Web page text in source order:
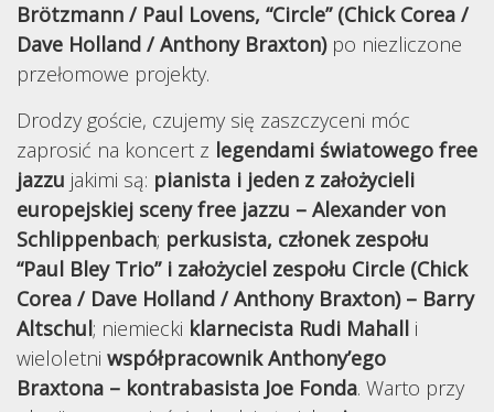
Brötzmann / Paul Lovens, “Circle” (Chick Corea /
Dave Holland / Anthony Braxton)po niezliczone
przełomowe projekty.
Drodzy goście, czujemy się zaszczyceni móc
zaprosić na koncert z legendami światowego free
jazzu jakimi są: pianista i jeden z założycieli
europejskiej sceny free jazzu – Alexander von
Schlippenbach; perkusista, członek zespołu
“Paul Bley Trio” i założyciel zespołu Circle (Chick
Corea / Dave Holland / Anthony Braxton) – Barry
Altschul; niemiecki klarnecista Rudi Mahall i
wieloletni współpracownik Anthony’ego
Braxtona – kontrabasista Joe Fonda. Warto przy